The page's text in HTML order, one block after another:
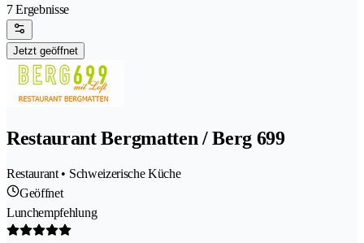
7 Ergebnisse
Jetzt geöffnet
Restaurant Bergmatten / Berg 699
Restaurant • Schweizerische Küche
Geöffnet
Lunchempfehlung